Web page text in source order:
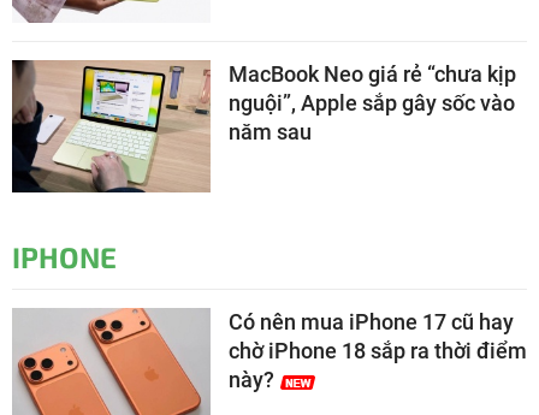
MacBook Neo giá rẻ “chưa kịp
nguội”, Apple sắp gây sốc vào
năm sau
IPHONE
Có nên mua iPhone 17 cũ hay
chờ iPhone 18 sắp ra thời điểm
này?